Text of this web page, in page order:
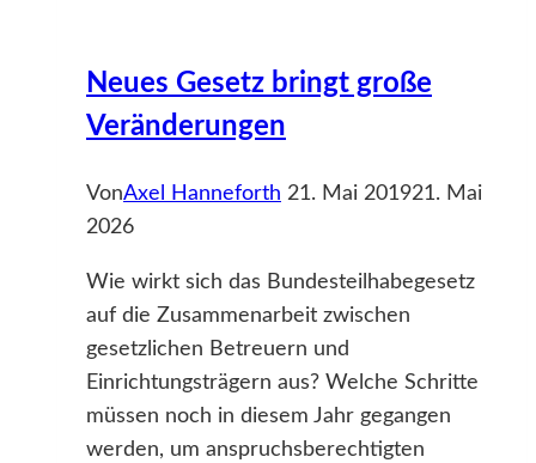
Neues Gesetz bringt große
Veränderungen
VonAxel Hanneforth 21. Mai 201921. Mai
2026
Wie wirkt sich das Bundesteilhabegesetz
auf die Zusammenarbeit zwischen
gesetzlichen Betreuern und
Einrichtungsträgern aus? Welche Schritte
müssen noch in diesem Jahr gegangen
werden, um anspruchsberechtigten